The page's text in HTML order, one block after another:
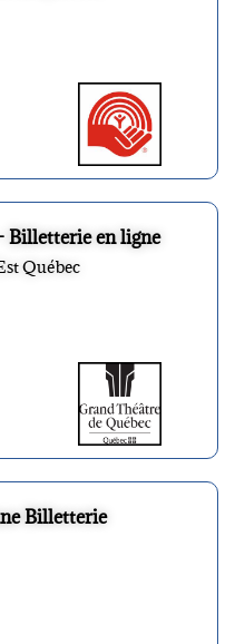
Billetterie en ligne
Québec
Billetterie